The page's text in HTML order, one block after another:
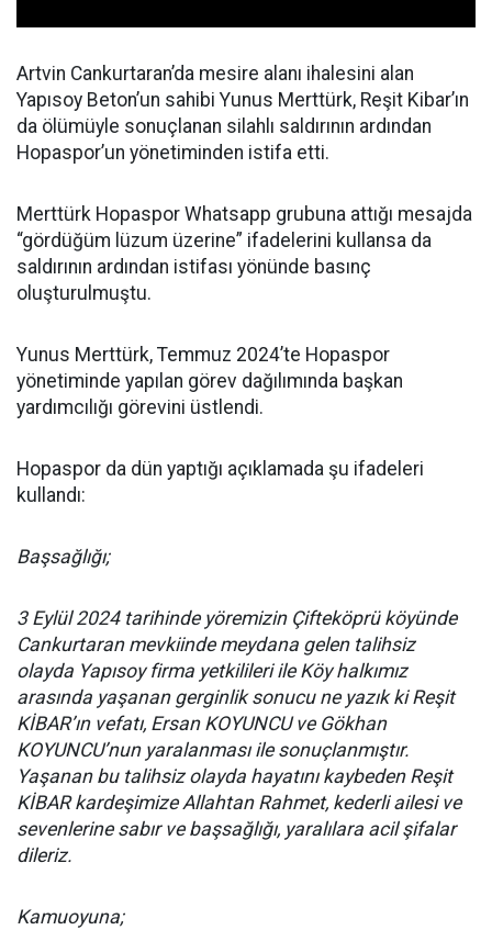
Artvin Cankurtaran’da mesire alanı ihalesini alan
Yapısoy Beton’un sahibi Yunus Merttürk, Reşit Kibar’ın
da ölümüyle sonuçlanan silahlı saldırının ardından
Hopaspor’un yönetiminden istifa etti.
Merttürk Hopaspor Whatsapp grubuna attığı mesajda
“gördüğüm lüzum üzerine” ifadelerini kullansa da
saldırının ardından istifası yönünde basınç
oluşturulmuştu.
Yunus Merttürk, Temmuz 2024’te Hopaspor
yönetiminde yapılan görev dağılımında başkan
yardımcılığı görevini üstlendi.
Hopaspor da dün yaptığı açıklamada şu ifadeleri
kullandı:
Başsağlığı;
3 Eylül 2024 tarihinde yöremizin Çifteköprü köyünde
Cankurtaran mevkiinde meydana gelen talihsiz
olayda Yapısoy firma yetkilileri ile Köy halkımız
arasında yaşanan gerginlik sonucu ne yazık ki Reşit
KİBAR’ın vefatı, Ersan KOYUNCU ve Gökhan
KOYUNCU’nun yaralanması ile sonuçlanmıştır.
Yaşanan bu talihsiz olayda hayatını kaybeden Reşit
KİBAR kardeşimize Allahtan Rahmet, kederli ailesi ve
sevenlerine sabır ve başsağlığı, yaralılara acil şifalar
dileriz.
Kamuoyuna;